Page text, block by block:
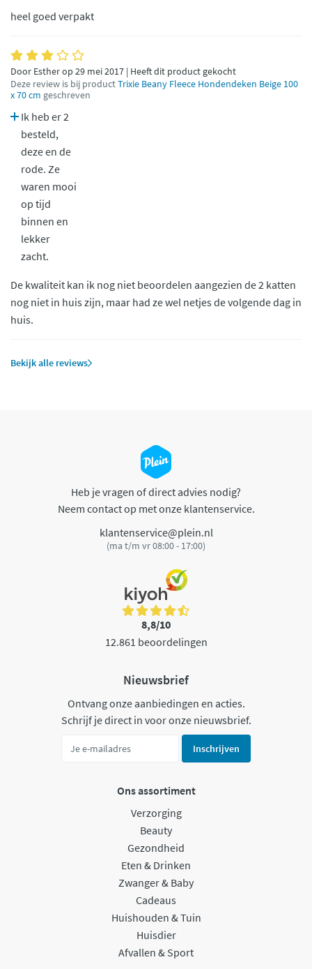
heel goed verpakt
Door Esther op 29 mei 2017 | Heeft dit product gekocht
Deze review is bij productTrixie Beany Fleece Hondendeken Beige 100
x 70 cm geschreven
Ik heb er 2
besteld,
deze en de
rode. Ze
waren mooi
op tijd
binnen en
lekker
zacht.
De kwaliteit kan ik nog niet beoordelen aangezien de 2 katten
nog niet in huis zijn, maar had ze wel netjes de volgende dag in
huis.
Bekijk alle reviews
Heb je vragen of direct advies nodig?
Neem contact op met onze klantenservice.
klantenservice@plein.nl
(ma t/m vr 08:00 - 17:00)
8,8/10
12.861 beoordelingen
Nieuwsbrief
Ontvang onze aanbiedingen en acties.
Schrijf je direct in voor onze nieuwsbrief.
Inschrijven
Ons assortiment
Verzorging
Beauty
Gezondheid
Eten & Drinken
Zwanger & Baby
Cadeaus
Huishouden & Tuin
Huisdier
Afvallen & Sport